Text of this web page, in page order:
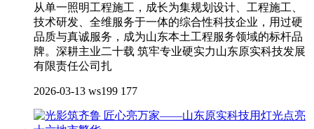
从单一照明工程施工，成长为集规划设计、工程施工、
技术研发、全维服务于一体的综合性科技企业，用过硬
品质与真诚服务，成为山东本土工程服务领域的标杆品
牌。深耕主业二十载 筑牢专业硬实力山东原实科技发展
有限责任公司扎
2026-03-13 ws199 177